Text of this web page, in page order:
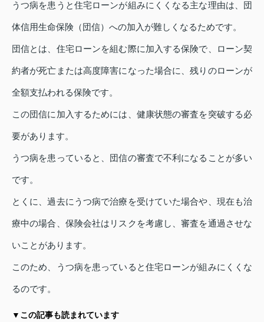
うつ病を患うと住宅ローンが組みにくくなる主な理由は、団
体信用生命保険（団信）への加入が難しくなるためです。
団信とは、住宅ローンを組む際に加入する保険で、ローン契
約者が死亡または高度障害になった場合に、残りのローンが
全額支払われる保険です。
この団信に加入するためには、健康状態の審査を突破する必
要があります。
うつ病を患っていると、団信の審査で不利になることが多い
です。
とくに、過去にうつ病で治療を受けていた場合や、現在も治
療中の場合、保険会社はリスクを考慮し、審査を通過させな
いことがあります。
このため、うつ病を患っていると住宅ローンが組みにくくな
るのです。
▼この記事も読まれています